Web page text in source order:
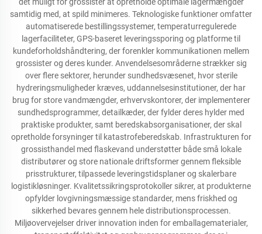
samtidig med, at spild minimeres. Teknologiske funktioner omfatter
automatiserede bestillingssystemer, temperaturregulerede
lagerfaciliteter, GPS-baseret leveringssporing og platforme til
kundeforholdshåndtering, der forenkler kommunikationen mellem
grossister og deres kunder. Anvendelsesområderne strækker sig
over flere sektorer, herunder sundhedsvæsenet, hvor sterile
hydreringsmuligheder kræves, uddannelsesinstitutioner, der har
brug for store vandmængder, erhvervskontorer, der implementerer
sundhedsprogrammer, detailkæder, der fylder deres hylder med
praktiske produkter, samt beredskabsorganisationer, der skal
opretholde forsyninger til katastrofeberedskab. Infrastrukturen for
grossisthandel med flaskevand understøtter både små lokale
distributører og store nationale driftsformer gennem fleksible
prisstrukturer, tilpassede leveringstidsplaner og skalerbare
logistikløsninger. Kvalitetssikringsprotokoller sikrer, at produkterne
opfylder lovgivningsmæssige standarder, mens friskhed og
sikkerhed bevares gennem hele distributionsprocessen.
Miljøovervejelser driver innovation inden for emballagematerialer,